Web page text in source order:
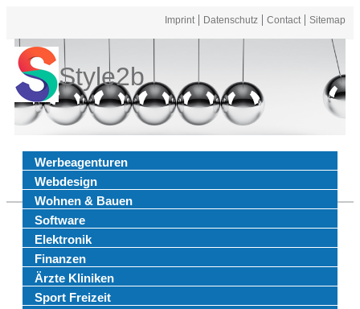
Imprint Datenschutz Contact Sitemap
Style2b
Werbeagenturen
Webdesign
Wohnen & Bauen
Software
Elektronik
Finanzen
Ärzte Kliniken
Sport Freizeit